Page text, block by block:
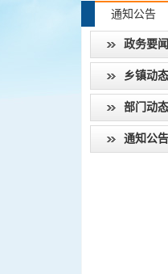
通知公告
政务要闻
乡镇动态
部门动态
通知公告